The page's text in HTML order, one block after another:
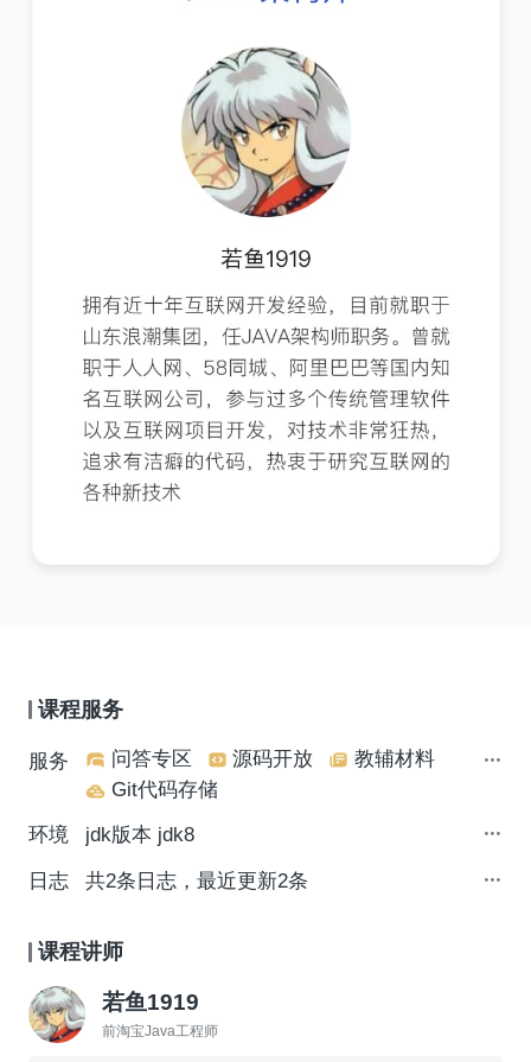
课程服务
服务 问答专区 源码开放
教辅材料
Git代码存储
环境
jdk版本 jdk8
日志 共2条日志，最近更新2条
课程讲师
若鱼1919
前淘宝Java工程师